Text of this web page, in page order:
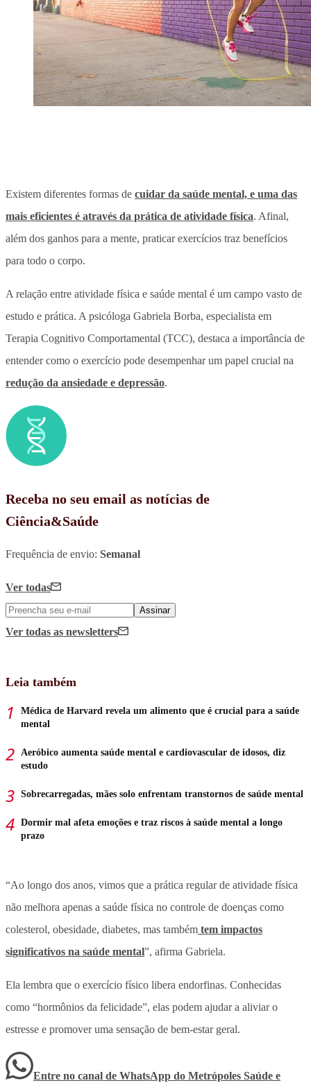
Existem diferentes formas de cuidar da saúde mental, e uma das
mais eficientes é através da prática de atividade física. Afinal,
além dos ganhos para a mente, praticar exercícios traz benefícios
para todo o corpo.
A relação entre atividade física e saúde mental é um campo vasto de
estudo e prática. A psicóloga Gabriela Borba, especialista em
Terapia Cognitivo Comportamental (TCC), destaca a importância de
entender como o exercício pode desempenhar um papel crucial na
redução da ansiedade e depressão.
Receba no seu email as notícias de
Ciência&Saúde
Frequência de envio: Semanal
Ver todas
Assinar
Ver todas as newsletters
Leia também
Médica de Harvard revela um alimento que é crucial para a saúde
mental
Aeróbico aumenta saúde mental e cardiovascular de idosos, diz
estudo
Sobrecarregadas, mães solo enfrentam transtornos de saúde mental
Dormir mal afeta emoções e traz riscos à saúde mental a longo
prazo
“Ao longo dos anos, vimos que a prática regular de atividade física
não melhora apenas a saúde física no controle de doenças como
colesterol, obesidade, diabetes, mas também tem impactos
significativos na saúde mental”, afirma Gabriela.
Ela lembra que o exercício físico libera endorfinas. Conhecidas
como “hormônios da felicidade”, elas podem ajudar a aliviar o
estresse e promover uma sensação de bem-estar geral.
Entre no canal de WhatsApp do Metrópoles Saúde e